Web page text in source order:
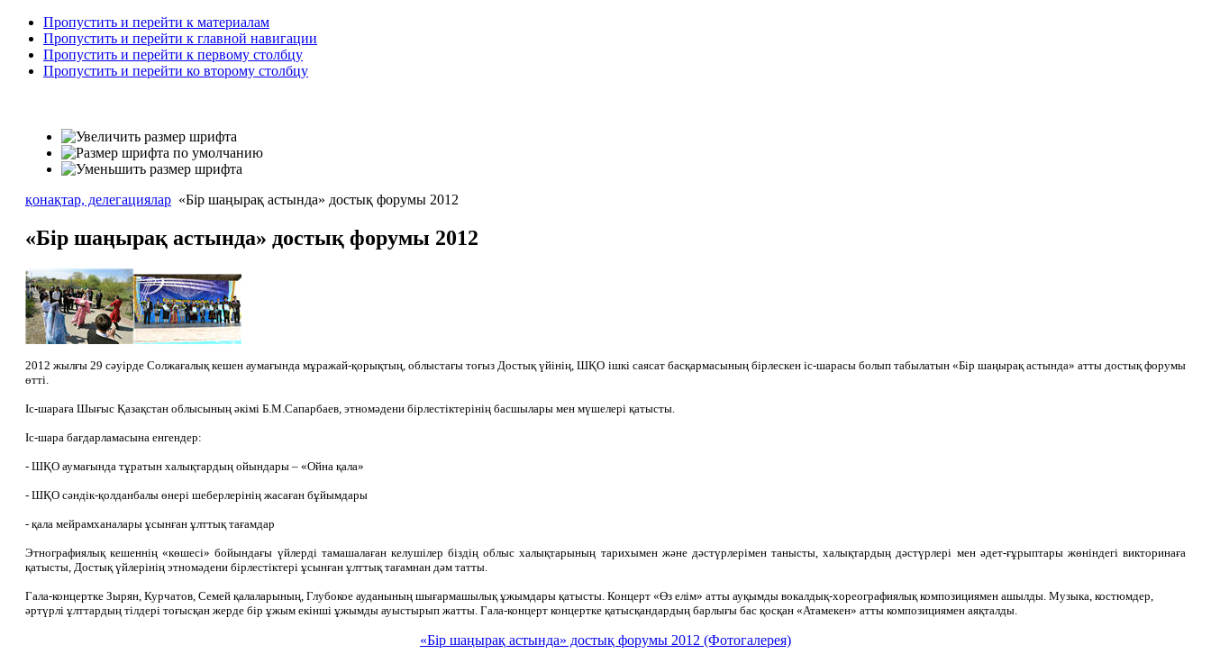
Пропустить и перейти к материалам
Пропустить и перейти к главной навигации
Пропустить и перейти к первому столбцу
Пропустить и перейти ко второму столбцу
қонақтар, делегациялар «Бір шаңырақ астында» достық форумы 2012
«Бір шаңырақ астында» достық форумы 2012
2012 жылғы 29 сәуірде Солжағалық кешен аумағында мұражай-қорықтың, облыстағы тоғыз Достық үйінің, ШҚО ішкі саясат басқармасының бірлескен іс-шарасы болып табылатын «Бір шаңырақ астында» атты достық форумы
өтті.
Іс-шараға Шығыс Қазақстан облысының әкімі Б.М.Сапарбаев, этномәдени бірлестіктерінің басшылары мен мүшелері қатысты.
Іс-шара бағдарламасына енгендер:
- ШҚО аумағында тұратын халықтардың ойындары – «Ойна қала»
- ШҚО сәндік-қолданбалы өнері шеберлерінің жасаған бұйымдары
- қала мейрамханалары ұсынған ұлттық тағамдар
Этнографиялық кешеннің «көшесі» бойындағы үйлерді тамашалаған келушілер біздің облыс халықтарының тарихымен және дәстүрлерімен танысты, халықтардың дәстүрлері мен әдет-ғұрыптары жөніндегі викторинаға
қатысты, Достық үйлерінің этномәдени бірлестіктері ұсынған ұлттық тағамнан дәм татты.
Гала-концертке Зырян, Курчатов, Семей қалаларының, Глубокое ауданының шығармашылық ұжымдары қатысты. Концерт «Өз елім» атты ауқымды вокалдық-хореографиялық композициямен ашылды. Музыка, костюмдер,
әртүрлі ұлттардың тілдері тоғысқан жерде бір ұжым екінші ұжымды ауыстырып жатты. Гала-концерт концертке қатысқандардың барлығы бас қосқан «Атамекен» атты композициямен аяқталды.
«Бір шаңырақ астында» достық форумы 2012 (Фотогалерея)